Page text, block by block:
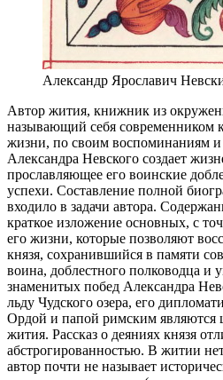
Александр Ярославич
Автор жития, книжник из
называющий себя современником
жизни, по своим воспоминаниям и
Александра Невского создает
прославляющее его воинские
успехи. Составление полной
входило в задачи автора.
краткое изложение основных, с
его жизни, которые позволяют
князя, сохранившийся в памяти
воина, доблестного полководца и
знаменитых побед Александра
льду Чудского озера, его
Ордой и папой римским являются
жития. Рассказ о деяниях князя
абстрогированностью. В житии
автор почти не называет